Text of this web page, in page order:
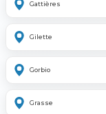
Gattières
Gilette
Gorbio
Grasse